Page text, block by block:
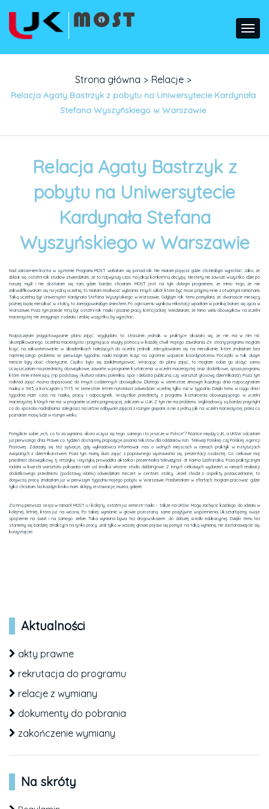
Strona główna > Relacje >
Relacja Agaty Bastrzyk z pobytu na Uniwersytecie Kardynała
Stefana Wyszyńskiego w Warszawie
Relacja Agaty Bastrzyk z
pobytu na Uniwersytecie
Kardynała Stefana
Wyszyńskiego w Warszawie
Nad założeniem konta w systemie Programu MOST wahałam się ponad rok. Nie miałam pojęcia gdzie chciałabym wyjechać. Jako, że
zbliżał się ostatni rok studiów stwierdziłam, że to najwyższy czas na jakąś konkretną decyzję. Niestety nie zawsze wszystko idzie po
naszej myśli i nie dostałam się tam, gdzie bardzo chciałam. MOST jest na tyle dobrym programem, że mimo tego, że nie
zakwalifikowałam się na jedną uczelnię, to miałam możliwość wybrania innych szkół, które być może przyjmą mnie z otwartymi ramionami.
Taką uczelnią był Uniwersytet Kardynała Stefana Wyszyńskiego w Warszawie. Gdybym rok temu pomyślała, że dwanaście miesięcy
później będę mieszkać w stolicy, to zareagowałabym śmiechem. Po ogłoszeniu wyników rekrutacji wpadłam w panikę, bałam się życia w
Warszawie. Poza tym przede mną był ostatni rok nauki i pisanie pracy licencjackiej. Wiedziałam, że mimo wielu obowiązków na uczelni
macierzystej nie zrezygnuje z udziału i zrobię wszystko, by wyjechać.
Rozpoczęłam przygotowywanie planu zajęć. Wyglądało to strasznie, jednak w praktyce okazało się, że nie ma w nim nic
skomplikowanego. Uczelnia macierzysta i przyjmująca służyły pomocą w każdej chwili mojego zawahania. Ze strony programu mogłam
liczyć na zakwaterowanie w akademikach należących do uczelni, jednak zdecydowałam się na mieszkanie, które znalazłam bez
najmniejszego problemu. W pierwszym tygodniu nauki mogłam liczyć na ogromne wsparcie koordynatorów. Początki w tak dużym
mieście były dość chaotyczne. Ciężko było się zaaklimatyzować. Wracając do planu zajęć, to mogłam sobie go ułożyć sama.
Uczęszczałam na przedmioty obowiązkowe, zawarte w programie kształcenia w uczelni macierzystej oraz dodatkowe, spoza programu,
które mnie interesują (np. podstawy i kultura islamu, polemika, spór i debata publiczna, czy warsztat głosowy dziennikarza). Poza tym
rozkład zajęć można dopasować do innych codziennych obowiązków. Dlatego w semestrze zimowym każdego dnia rozpoczynałam
naukę o 9:45, a kończyłam o 11:15. W semestrze letnim natomiast odwiedzam uczelnię tylko raz w tygodniu. Dzięki temu w ciągu dnia i
tygodnia mam czas na naukę, pracę i odpoczynek. Wszystkie przedmioty z programu kształcenia obowiązującego w uczelni
macierzystej, których nie ma w programie uczelni przyjmującej, zaliczam w UJK. Z tym nie ma problemu. Wykładowcy są bardzo przychylni
co do sposobu nadrabiania zaległości. Na UKSW odbywam zajęcia z różnymi grupami, a nie z jedną jak na uczelni macierzystej, przez co
poznałam masę ludzi w różnym wieku.
Pomyślicie sobie ,,ech, co to za wymiana skoro uczysz się tego samego i to jeszcze w Polsce”? Różnice między UJK, a UKSW odczułam
już pierwszego dnia. Prawie co tydzień dostajemy propozycje pisania tekstów dla oddziałów m.in. Telewizji Polskiej czy Polskiej Agencji
Prasowej. Zdarzały się też sytuacje, gdy wykładowca informował nas o wolnych miejscach w ramach praktyk w instytucjach
związanych z dziennikarstwem. Poza tym mamy dużo zajęć z poprawnego wysławiania się, prezentacji osobistej. Co ciekawe mój
przedmiot obowiązkowy tj. retorykę i erystykę prowadziła aktorka i prezenterka telewizyjna- dr Karina Szafrańska. Poza praktycznymi
radami w kwestii warsztatu pokazała nam od środka własne studio dubbingowe. Z innych ciekawych wydarzeń w ramach realizacji
dodatkowego przedmiotu (podstawy islamu) odwiedziłam meczet w centrum stolicy. Jeżeli chodzi o aspekty pozauczelniane, to
dorywczą pracę znalazłam już w pierwszym tygodniu mojego pobytu w Warszawie. Przebierałam w ofertach, mogłam pracować gdzie
tylko chciałam. Na każdym kroku mam sklepy, restauracje, muzea, galerie.
Za mną pierwsza sesja w ramach MOST-u i kolejny, ostatni już semestr nauki – także na UKSW. Mogę zachęcić każdego do udziału w
kolejnej, letniej, która już na wiosnę. Po takiej wymianie w głowie pozostaną same pozytywne wspomnienia. Ukształtujemy swoje
spojrzenie na świat i na samego siebie. Taka wymiana bywa też drogowskazem do dalszej ścieżki edukacyjnej. Dzięki temu też
staniemy się bardziej atrakcyjni na rynku pracy. Jeśli tylko w waszej głowie pojawi się pomysł na taką wymianę, nie zastanawiajcie się,
korzystajcie!
Aktualności
akty prawne
rekrutacja do programu
relacje z wymiany
dokumenty do pobrania
zakończenie wymiany
Na skróty